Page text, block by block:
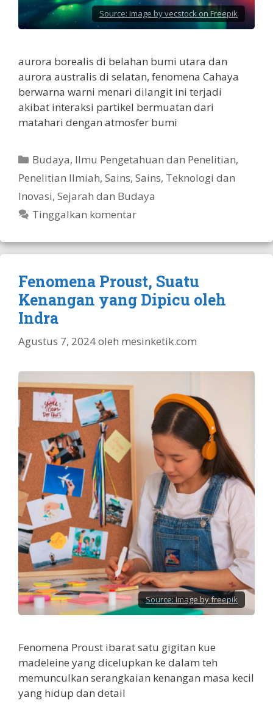
Source: Image by vecstock on Freepik
aurora borealis di belahan bumi utara dan
aurora australis di selatan, fenomena Cahaya
berwarna warni menari dilangit ini terjadi
akibat interaksi partikel bermuatan dari
matahari dengan atmosfer bumi
Kategori
Budaya, Ilmu Pengetahuan dan Penelitian,
Penelitian Ilmiah, Sains, Sains, Teknologi dan
Inovasi, Sejarah dan Budaya
Tinggalkan komentar
Fenomena Proust, Suatu
Kenangan yang Dipicu oleh
Indra
Agustus 7, 2024oleh mesinketik.com
Source:Image by freepik
Fenomena Proust ibarat satu gigitan kue
madeleine yang dicelupkan ke dalam teh
memunculkan serangkaian kenangan masa kecil
yang hidup dan detail